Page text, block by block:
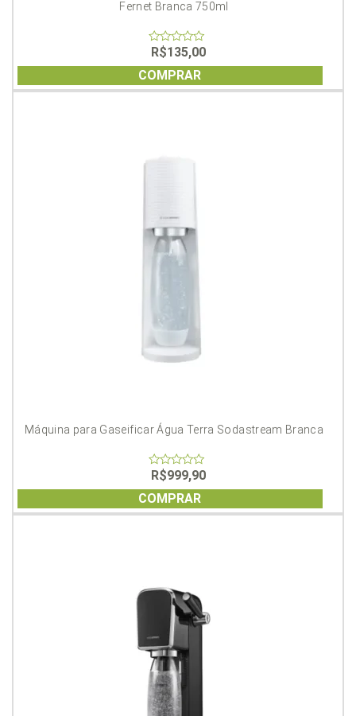
Fernet Branca 750ml
0
out
of
5
R$135,00
COMPRAR
Máquina para Gaseificar Água Terra Sodastream Branca
0
out
of
5
R$999,90
COMPRAR